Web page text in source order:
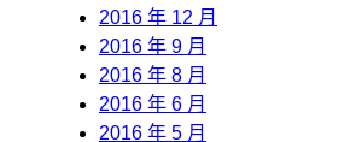
2016 年 12 月
2016 年 9 月
2016 年 8 月
2016 年 6 月
2016 年 5 月